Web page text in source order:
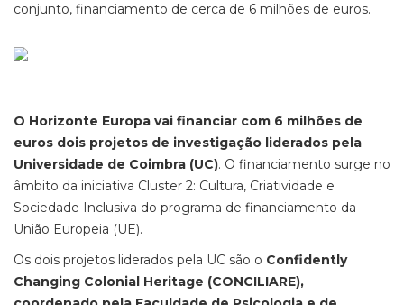
conjunto, financiamento de cerca de 6 milhões de euros.
O Horizonte Europa vai financiar com 6 milhões de
euros dois projetos de investigação liderados pela
Universidade de Coimbra (UC). O financiamento surge no
âmbito da iniciativa Cluster 2: Cultura, Criatividade e
Sociedade Inclusiva do programa de financiamento da
União Europeia (UE).
Os dois projetos liderados pela UC são o Confidently
Changing Colonial Heritage (CONCILIARE),